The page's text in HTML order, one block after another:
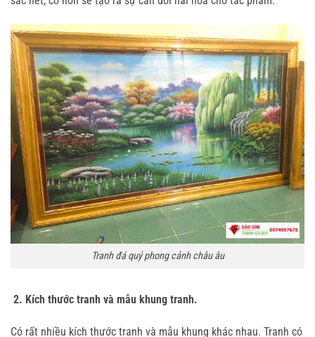
Tranh đá quý phong cảnh châu âu
2. Kích thước tranh và mẫu khung tranh.
Có rất nhiều kích thước tranh và mẫu khung khác nhau. Tranh có